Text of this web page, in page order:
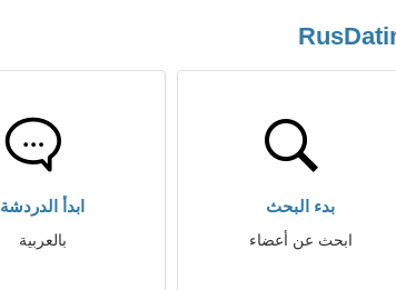
بدء البحث
ابحث عن أعضاء
ابدأ الدردشة
بالعربية